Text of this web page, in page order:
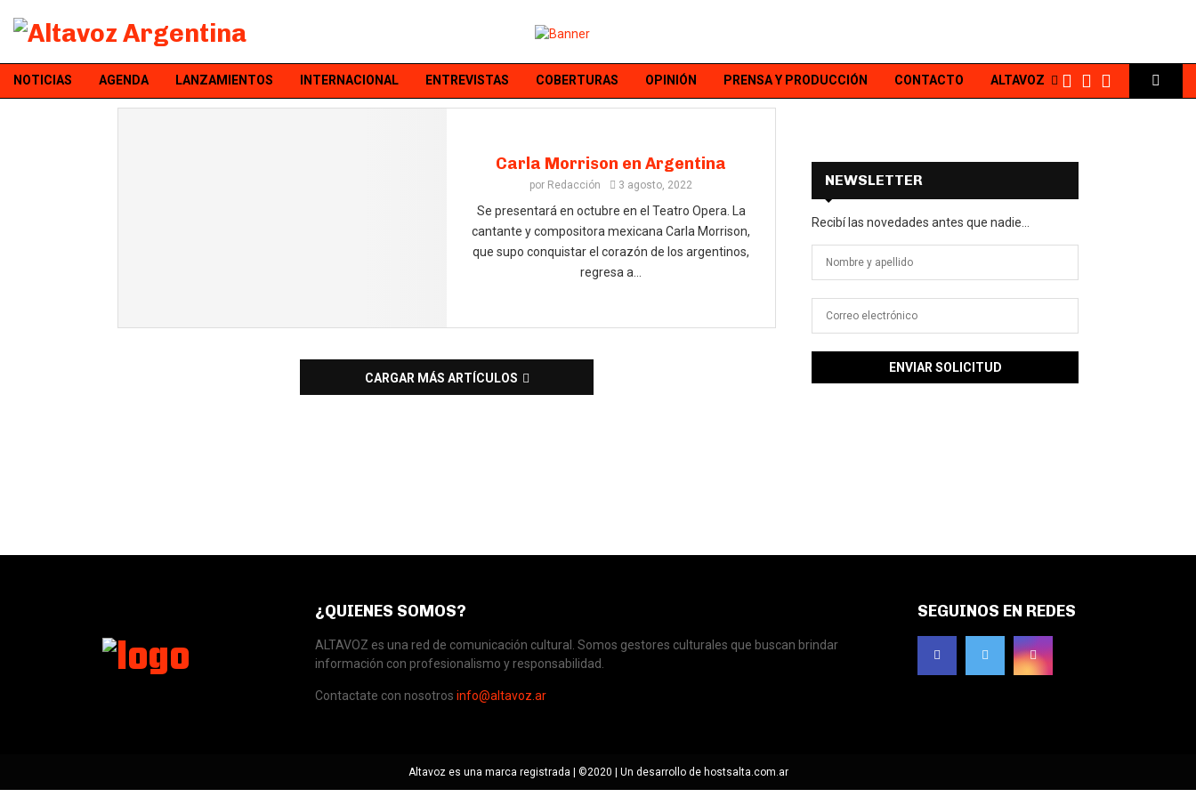
NOTICIAS AGENDA LANZAMIENTOS INTERNACIONAL ENTREVISTAS COBERTURAS OPINIÓN PRENSA Y PRODUCCIÓN CONTACTO ALTAVOZ
Carla Morrison en Argentina
por Redacción 3 agosto, 2022
Se presentará en octubre en el Teatro Opera. La
cantante y compositora mexicana Carla Morrison,
que supo conquistar el corazón de los argentinos,
regresa a...
CARGAR MÁS ARTÍCULOS
NEWSLETTER
Recibí las novedades antes que nadie...
¿QUIENES SOMOS?
ALTAVOZ es una red de comunicación cultural. Somos gestores culturales que buscan brindar
información con profesionalismo y responsabilidad.
Contactate con nosotros info@altavoz.ar
SEGUINOS EN REDES
Altavoz es una marca registrada | ©2020 | Un desarrollo de hostsalta.com.ar